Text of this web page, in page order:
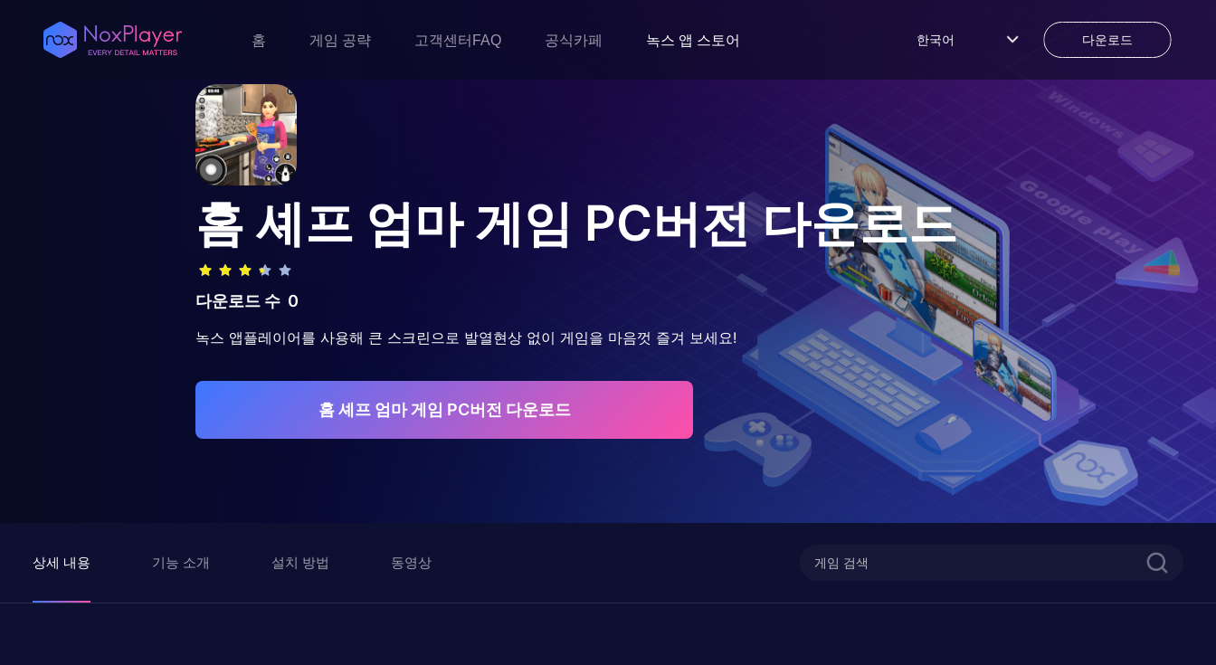
홈 게임 공략 고객센터FAQ 공식카페 녹스 앱 스토어 한국어 다운로드
홈 셰프 엄마 게임 PC버전 다운로드
다운로드 수 0
녹스 앱플레이어를 사용해 큰 스크린으로 발열현상 없이 게임을 마음껏 즐겨 보세요!
홈 셰프 엄마 게임 PC버전 다운로드
상세 내용 기능 소개 설치 방법 동영상